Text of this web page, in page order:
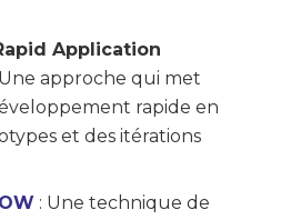
Application
approche qui met
rapide en
et des itérations
: Une technique de